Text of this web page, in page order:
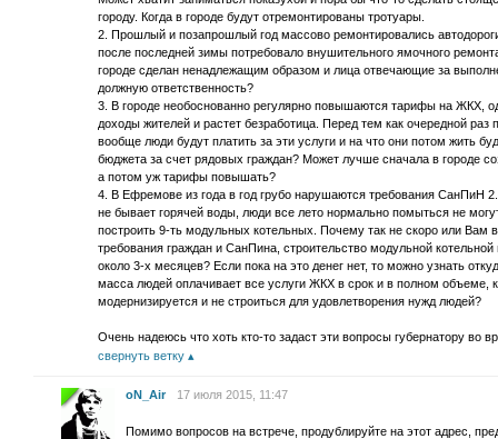
городу. Когда в городе будут отремонтированы тротуары.
2. Прошлый и позапрошлый год массово ремонтировались
после последней зимы потребовало внушительного ямочного
городе сделан ненадлежащим образом и лица отвечающие за
должную ответственность?
3. В городе необоснованно регулярно повышаются тарифы на ЖКХ,
доходы жителей и растет безработица. Перед тем как очередной
вообще люди будут платить за эти услуги и на что они потом жить
бюджета за счет рядовых граждан? Может лучше сначала в городе
а потом уж тарифы повышать?
4. В Ефремове из года в год грубо нарушаются требования СанПиН
не бывает горячей воды, люди все лето нормально помыться не
построить 9-ть модульных котельных. Почему так не скоро или Вам
требования граждан и СанПина, строительство модульной
около 3-х месяцев? Если пока на это денег нет, то можно узнать
масса людей оплачивает все услуги ЖКХ в срок и в полном объеме,
модернизируется и не строиться для удовлетворения нужд людей?
Очень надеюсь что хоть кто-то задаст эти вопросы губернатору во
свернуть ветку
oN_Air 17 июля 2015, 11:47
Помимо вопросов на встрече, продублируйте на этот адрес,